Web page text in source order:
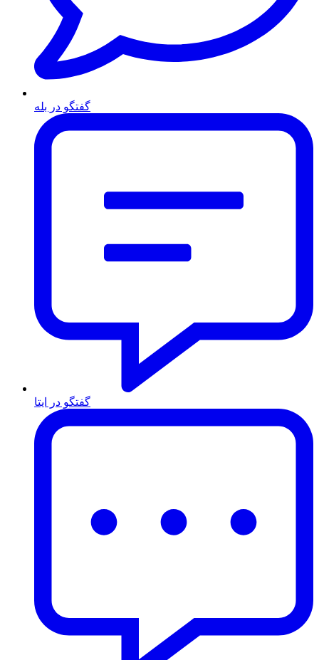
گفتگو در بله
گفتگو در ایتا